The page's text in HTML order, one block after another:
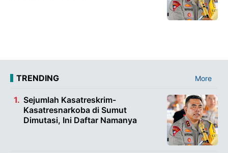
TRENDING More
Sejumlah Kasatreskrim-
Kasatresnarkoba di Sumut
Dimutasi, Ini Daftar Namanya